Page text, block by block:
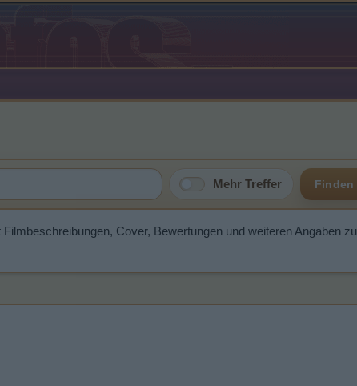
Mehr Treffer Finden
Cover, Bewertungen und weiteren Angaben zu